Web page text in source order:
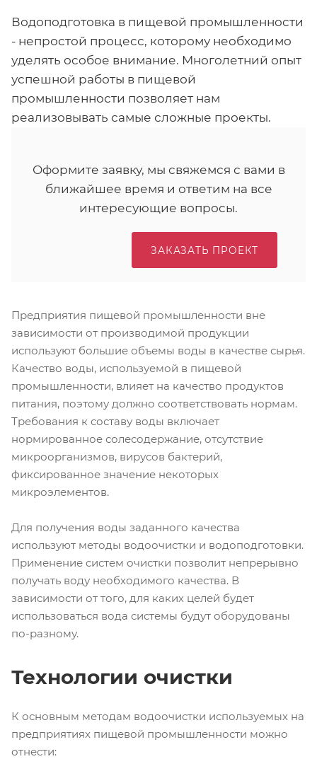
Водоподготовка в пищевой промышленности
- непростой процесс, которому необходимо
уделять особое внимание. Многолетний опыт
успешной работы в пищевой
промышленности позволяет нам
реализовывать самые сложные проекты.
Оформите заявку, мы свяжемся с вами в
ближайшее время и ответим на все
интересующие вопросы.
ЗАКАЗАТЬ ПРОЕКТ
Предприятия пищевой промышленности вне
зависимости от производимой продукции
используют большие объемы воды в качестве сырья.
Качество воды, используемой в пищевой
промышленности, влияет на качество продуктов
питания, поэтому должно соответствовать нормам.
Требования к составу воды включает
нормированное солесодержание, отсутствие
микроорганизмов, вирусов бактерий,
фиксированное значение некоторых
микроэлементов.
Для получения воды заданного качества
используют методы водоочистки и водоподготовки.
Применение систем очистки позволит непрерывно
получать воду необходимого качества. В
зависимости от того, для каких целей будет
использоваться вода системы будут оборудованы
по-разному.
Технологии очистки
К основным методам водоочистки используемых на
предприятиях пищевой промышленности можно
отнести: